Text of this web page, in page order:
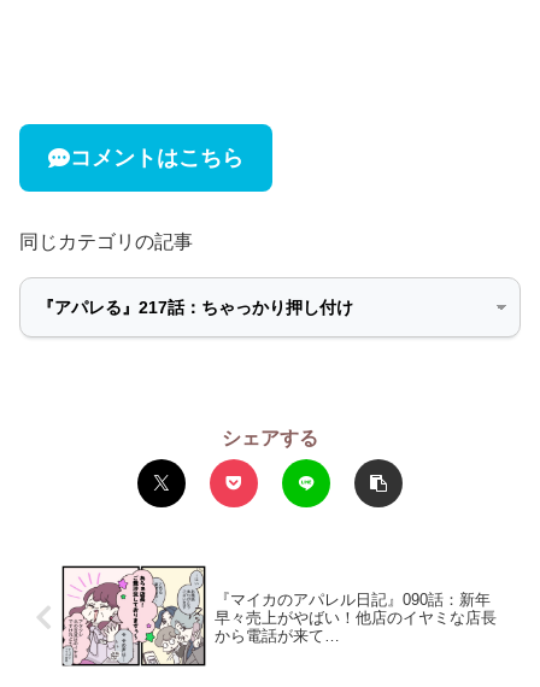
コメントはこちら
同じカテゴリの記事
シェアする
『マイカのアパレル日記』090話：新年
早々売上がやばい！他店のイヤミな店長
から電話が来て…